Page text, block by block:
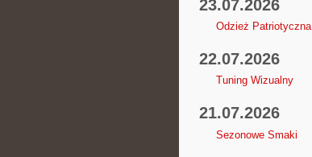
23.07.2026
Odzież Patriotyczna
22.07.2026
Tuning Wizualny
21.07.2026
Sezonowe Smaki